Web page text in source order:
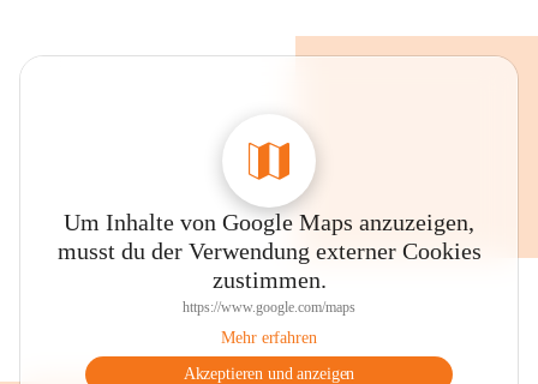
Um Inhalte von Google Maps anzuzeigen,
musst du der Verwendung externer Cookies
zustimmen.
https://www.google.com/maps
Mehr erfahren
Akzeptieren und anzeigen